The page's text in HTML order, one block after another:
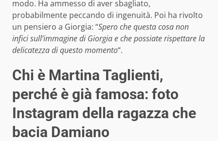
modo. Ha ammesso di aver sbagliato,
probabilmente peccando di ingenuità. Poi ha rivolto
un pensiero a Giorgia: “Spero che questa cosa non
infici sull’immagine di Giorgia e che possiate rispettare la
delicatezza di questo momento“.
Chi è Martina Taglienti,
perché è già famosa: foto
Instagram della ragazza che
bacia Damiano